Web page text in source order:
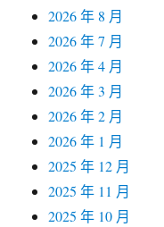
2026 年 8 月
2026 年 7 月
2026 年 4 月
2026 年 3 月
2026 年 2 月
2026 年 1 月
2025 年 12 月
2025 年 11 月
2025 年 10 月